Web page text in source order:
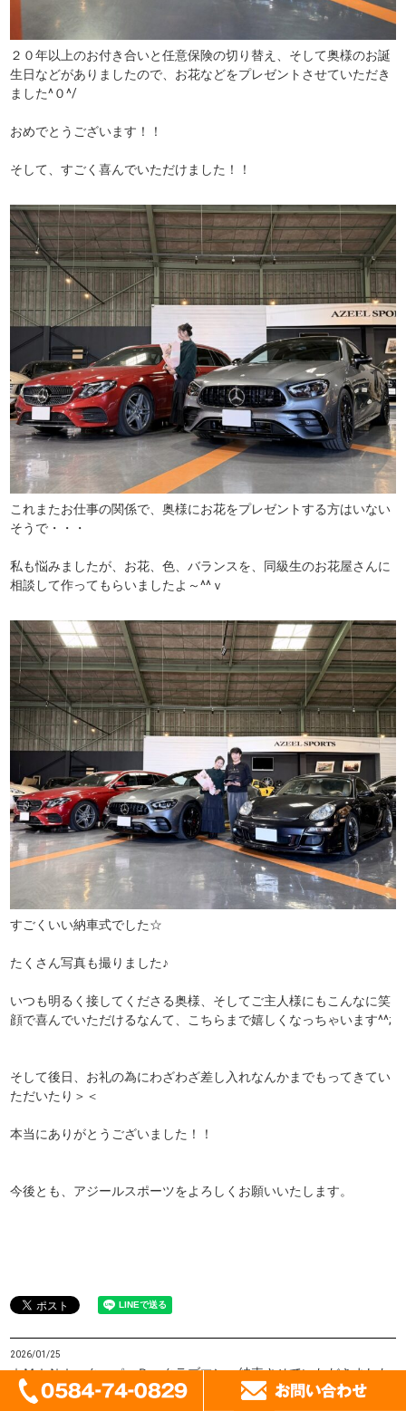
２０年以上のお付き合いと任意保険の切り替え、そして奥様のお誕
生日などがありましたので、お花などをプレゼントさせていただき
ました^０^/
おめでとうございます！！
そして、すごく喜んでいただけました！！
これまたお仕事の関係で、奥様にお花をプレゼントする方はいない
そうで・・・
私も悩みましたが、お花、色、バランスを、同級生のお花屋さんに
相談して作ってもらいましたよ～^^ｖ
すごくいい納車式でした☆
たくさん写真も撮りました♪
いつも明るく接してくださる奥様、そしてご主人様にもこんなに笑
顔で喜んでいただけるなんて、こちらまで嬉しくなっちゃいます^^;
そして後日、お礼の為にわざわざ差し入れなんかまでもってきてい
ただいたり＞＜
本当にありがとうございました！！
今後とも、アジールスポーツをよろしくお願いいたします。
2026/01/25
☆ＭＩＮＩ クーパーＤ クラブマン 納車させていただきました
☆